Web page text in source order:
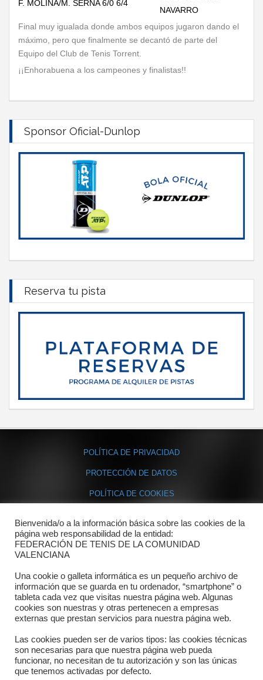
F. MOLINA/M. SERNA 6/0 6/4
NAVARRO
Final muy igualada donde ambos equipos jugaron dando el
máximo, pero que finalmente se decantó de parte del
Equipo del Club de Tenis Torrent.
¡¡Enhorabuena a los campeones y finalistas!!
Sponsor Oficial-Dunlop
Reserva tu pista
POLÍTICA DE PRIVACIDAD
PROTECCIÓN DE DATOS
POLÍTICA DE COOKIES
Contacto
Dónde estamos
Directorio departamentos
Horario
Formulario de contacto
Bienvenida/o a la información básica sobre las cookies de la
página web responsabilidad de la entidad:
FEDERACIÓN DE TENIS DE LA COMUNIDAD
VALENCIANA
Una cookie o galleta informática es un pequeño archivo de
información que se guarda en tu ordenador, “smartphone” o
tableta cada vez que visitas nuestra página web. Algunas
cookies son nuestras y otras pertenecen a empresas
externas que prestan servicios para nuestra página web.
Las cookies pueden ser de varios tipos: las cookies técnicas
son necesarias para que nuestra página web pueda
funcionar, no necesitan de tu autorización y son las únicas
que tenemos activadas por defecto.